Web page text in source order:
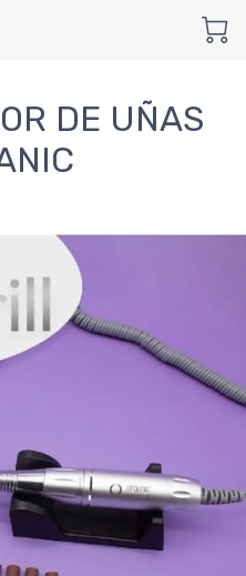
DE UÑAS